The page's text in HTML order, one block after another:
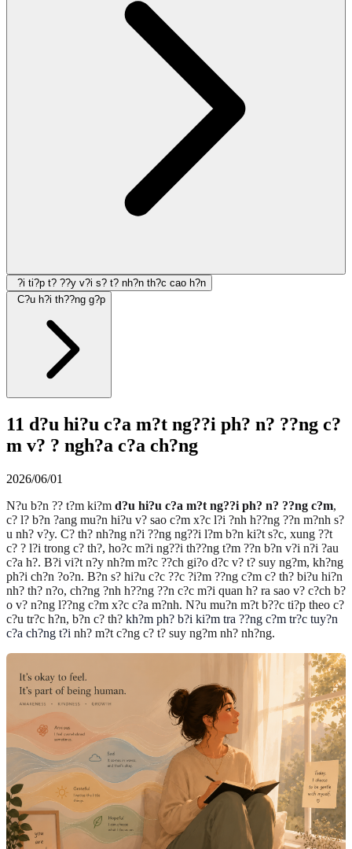
?i ti?p t? ??y v?i s? t? nh?n th?c cao h?n
C?u h?i th??ng g?p
11 d?u hi?u c?a m?t ng??i ph? n? ??ng c?
m v? ? ngh?a c?a ch?ng
2026/06/01
N?u b?n ?? t?m ki?m d?u hi?u c?a m?t ng??i ph? n? ??ng c?m,
c? l? b?n ?ang mu?n hi?u v? sao c?m x?c l?i ?nh h??ng ??n m?nh s?
u nh? v?y. C? th? nh?ng n?i ??ng ng??i l?m b?n ki?t s?c, xung ??t
c? ? l?i trong c? th?, ho?c m?i ng??i th??ng t?m ??n b?n v?i n?i ?au
c?a h?. B?i vi?t n?y nh?m m?c ??ch gi?o d?c v? t? suy ng?m, kh?ng
ph?i ch?n ?o?n. B?n s? hi?u c?c ??c ?i?m ??ng c?m c? th? bi?u hi?n
nh? th? n?o, ch?ng ?nh h??ng ??n c?c m?i quan h? ra sao v? c?ch b?
o v? n?ng l??ng c?m x?c c?a m?nh. N?u mu?n m?t b??c ti?p theo c?
c?u tr?c h?n, b?n c? th? kh?m ph? b?i ki?m tra ??ng c?m tr?c tuy?n
c?a ch?ng t?i nh? m?t c?ng c? t? suy ng?m nh? nh?ng.